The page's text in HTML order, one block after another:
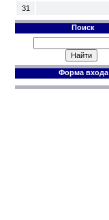
31
Поиск
Форма входа